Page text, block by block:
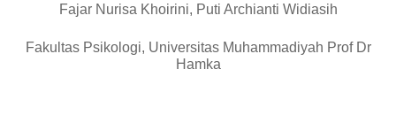
Fajar Nurisa Khoirini, Puti Archianti Widiasih
Fakultas Psikologi, Universitas Muhammadiyah Prof Dr
Hamka